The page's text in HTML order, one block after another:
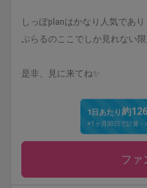
しっぽplanはかなり人気であり
ぷらるのここでしか見れない
是非、見に来てね✨
1日あたり約
※1ヶ月30日で計算・
ファ